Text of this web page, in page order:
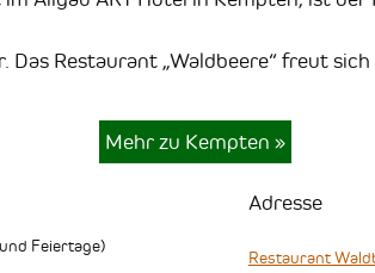
Restaurant „Waldbeere“ freut
Mehr zu Kempten »
Feiertage)
Adresse
Restaurant